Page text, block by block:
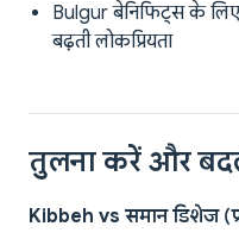
Bulgur बेनिफिट्स के
बढ़ती लोकप्रियता
तुलना करें और
Kibbeh vs समान डिशेज